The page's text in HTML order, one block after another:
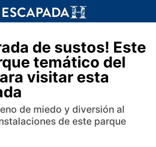
de sustos! Este
temático del
visitar esta
de miedo y diversión al
de este parque